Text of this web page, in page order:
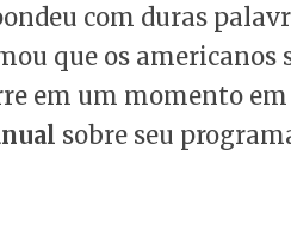
com duras
que os americanos
em um momento em
sobre seu